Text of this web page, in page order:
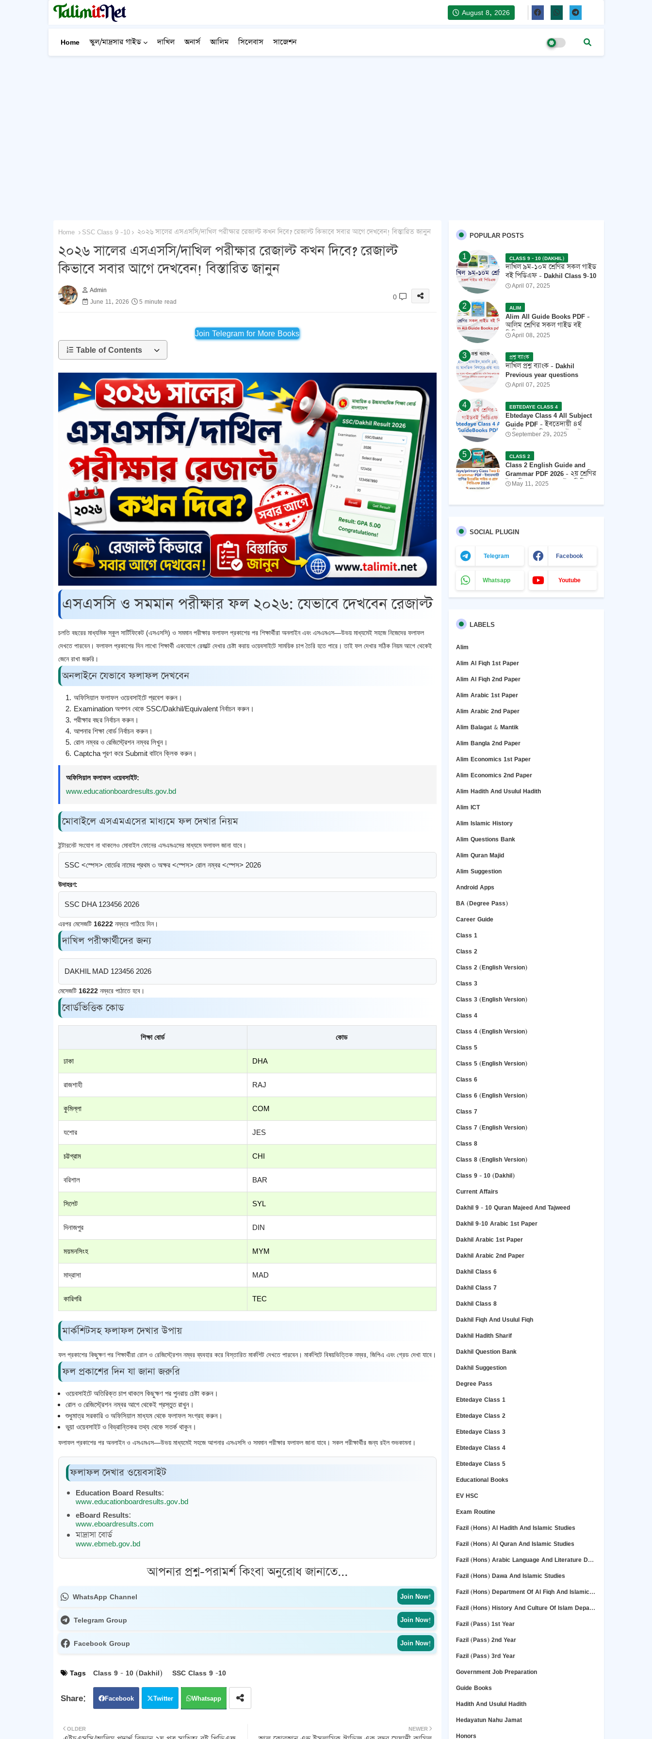
August 8, 2026
Home স্কুল/মাদ্রসার গাইড দাখিল অনার্স আলিম সিলেবাস সাজেশন
Home SSC Class 9 -10 ২০২৬ সালের এসএসসি/দাখিল পরীক্ষার রেজাল্ট কখন দিবে? রেজাল্ট কিভাবে সবার আগে দেখবেন! বিস্তারিত জানুন
২০২৬ সালের এসএসসি/দাখিল পরীক্ষার রেজাল্ট কখন দিবে? রেজাল্ট
কিভাবে সবার আগে দেখবেন! বিস্তারিত জানুন
Admin
June 11, 2026
5 minute read 0
Join Telegram for More Books
Table of Contents
এসএসসি ও সমমান পরীক্ষার ফল ২০২৬: যেভাবে দেখবেন রেজাল্ট
চলতি বছরের মাধ্যমিক স্কুল সার্টিফিকেট (এসএসসি) ও সমমান পরীক্ষার ফলাফল প্রকাশের পর শিক্ষার্থীরা অনলাইন এবং এসএমএস—উভয় মাধ্যমেই সহজে নিজেদের ফলাফল
দেখতে পারবেন। ফলাফল প্রকাশের দিন লাখো শিক্ষার্থী একযোগে রেজাল্ট দেখার চেষ্টা করায় ওয়েবসাইটে সাময়িক চাপ তৈরি হতে পারে। তাই ফল দেখার সঠিক নিয়ম আগে থেকেই
জেনে রাখা জরুরি।
অনলাইনে যেভাবে ফলাফল দেখবেন
অফিসিয়াল ফলাফল ওয়েবসাইটে প্রবেশ করুন।
Examination অপশন থেকে SSC/Dakhil/Equivalent নির্বাচন করুন।
পরীক্ষার বছর নির্বাচন করুন।
আপনার শিক্ষা বোর্ড নির্বাচন করুন।
রোল নম্বর ও রেজিস্ট্রেশন নম্বর লিখুন।
Captcha পূরণ করে Submit বাটনে ক্লিক করুন।
অফিসিয়াল ফলাফল ওয়েবসাইট:
www.educationboardresults.gov.bd
মোবাইলে এসএমএসের মাধ্যমে ফল দেখার নিয়ম
ইন্টারনেট সংযোগ না থাকলেও মোবাইল ফোনের এসএমএসের মাধ্যমে ফলাফল জানা যাবে।
SSC <স্পেস> বোর্ডের নামের প্রথম ৩ অক্ষর <স্পেস> রোল নম্বর <স্পেস> 2026
উদাহরণ:
SSC DHA 123456 2026
এরপর মেসেজটি 16222নম্বরে পাঠিয়ে দিন।
দাখিল পরীক্ষার্থীদের জন্য
DAKHIL MAD 123456 2026
মেসেজটি 16222নম্বরে পাঠাতে হবে।
বোর্ডভিত্তিক কোড
শিক্ষা বোর্ড কোড
ঢাকা DHA
রাজশাহী RAJ
কুমিল্লা COM
যশোর JES
চট্টগ্রাম CHI
বরিশাল BAR
সিলেট SYL
দিনাজপুর DIN
ময়মনসিংহ MYM
মাদ্রাসা MAD
কারিগরি TEC
মার্কশিটসহ ফলাফল দেখার উপায়
ফল প্রকাশের কিছুক্ষণ পর শিক্ষার্থীরা রোল ও রেজিস্ট্রেশন নম্বর ব্যবহার করে বিস্তারিত মার্কশিট দেখতে পারবেন। মার্কশিটে বিষয়ভিত্তিক নম্বর, জিপিএ এবং গ্রেড দেখা যাবে।
ফল প্রকাশের দিন যা জানা জরুরি
ওয়েবসাইটে অতিরিক্ত চাপ থাকলে কিছুক্ষণ পর পুনরায় চেষ্টা করুন।
রোল ও রেজিস্ট্রেশন নম্বর আগে থেকেই প্রস্তুত রাখুন।
শুধুমাত্র সরকারি ও অফিসিয়াল মাধ্যম থেকে ফলাফল সংগ্রহ করুন।
ভুয়া ওয়েবসাইট ও বিভ্রান্তিকর তথ্য থেকে সতর্ক থাকুন।
ফলাফল প্রকাশের পর অনলাইন ও এসএমএস—উভয় মাধ্যমেই সহজে আপনার এসএসসি ও সমমান পরীক্ষার ফলাফল জানা যাবে। সকল পরীক্ষার্থীর জন্য রইল শুভকামনা।
ফলাফল দেখার ওয়েবসাইট
Education Board Results:
www.educationboardresults.gov.bd
eBoard Results:
www.eboardresults.com
মাদ্রাসা বোর্ড
www.ebmeb.gov.bd
আপনার প্রশ্ন-পরামর্শ কিংবা অনুরোধ জানাতে...
WhatsApp Channel Join Now!
Telegram Group Join Now!
Facebook Group Join Now!
Tags Class 9 - 10 (Dakhil) SSC Class 9 -10
Facebook Twitter Whatsapp
NEWER
OLDER
POPULAR POSTS
CLASS 9 - 10 (DAKHIL)
দাখিল ৯ম-১০ম শ্রেণির সকল গাইড
বই পিডিএফ - Dakhil Class 9-10
All Guide Books Pdf 2026 -
April 07, 2025
ALIM
Alim All Guide Books PDF -
আলিম শ্রেণির সকল গাইড বই
পিডিএফ 2026
April 08, 2025
প্রশ্ন ব্যাংক
দাখিল প্রশ্ন ব্যাংক - Dakhil
Previous year questions
April 07, 2025
EBTEDAYE CLASS 4
Ebtedaye Class 4 All Subject
Guide PDF - ইবতেদায়ী ৪র্থ
শ্রেণির সকল বিষয়ের গাইডবই
September 29, 2025
CLASS 2
Class 2 English Guide and
Grammar PDF 2026 - ২য় শ্রেণির
ইংরেজি গ্রামার এবং গাইড পিডিএফ
May 11, 2025
SOCIAL PLUGIN
Telegram Facebook
Whatsapp Youtube
LABELS
Alim
Alim Al Fiqh 1st Paper
Alim Al Fiqh 2nd Paper
Alim Arabic 1st Paper
Alim Arabic 2nd Paper
Alim Balagat & Mantik
Alim Bangla 2nd Paper
Alim Economics 1st Paper
Alim Economics 2nd Paper
Alim Hadith And Usulul Hadith
Alim ICT
Alim Islamic History
Alim Questions Bank
Alim Quran Majid
Alim Suggestion
Android Apps
BA (Degree Pass)
Career Guide
Class 1
Class 2
Class 2 (English Version)
Class 3
Class 3 (English Version)
Class 4
Class 4 (English Version)
Class 5
Class 5 (English Version)
Class 6
Class 6 (English Version)
Class 7
Class 7 (English Version)
Class 8
Class 8 (English Version)
Class 9 - 10 (Dakhil)
Current Affairs
Dakhil 9 - 10 Quran Majeed And Tajweed
Dakhil 9-10 Arabic 1st Paper
Dakhil Arabic 1st Paper
Dakhil Arabic 2nd Paper
Dakhil Class 6
Dakhil Class 7
Dakhil Class 8
Dakhil Fiqh And Usulul Fiqh
Dakhil Hadith Sharif
Dakhil Question Bank
Dakhil Suggestion
Degree Pass
Ebtedaye Class 1
Ebtedaye Class 2
Ebtedaye Class 3
Ebtedaye Class 4
Ebtedaye Class 5
Educational Books
EV HSC
Exam Routine
Fazil (Hons) Al Hadith And Islamic Studies
Fazil (Hons) Al Quran And Islamic Studies
Fazil (Hons) Arabic Language And Literature Deper Department
Fazil (Hons) Dawa And Islamic Studies
Fazil (Hons) Department Of Al Fiqh And Islamic Studies
Fazil (Hons) History And Culture Of Islam Department
Fazil (Pass) 1st Year
Fazil (Pass) 2nd Year
Fazil (Pass) 3rd Year
Government Job Preparation
Guide Books
Hadith And Usulul Hadith
Hedayatun Nahu Jamat
Honors